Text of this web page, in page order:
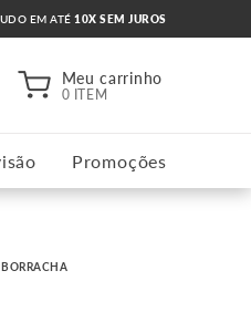
EM ATÉ10X SEM JUROS
Meu carrinho
0 ITEM
Promoções